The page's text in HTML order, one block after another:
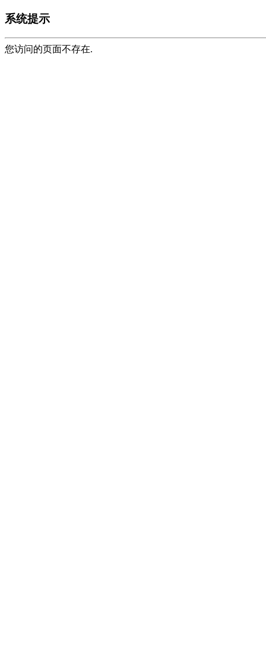
系统提示
您访问的页面不存在.